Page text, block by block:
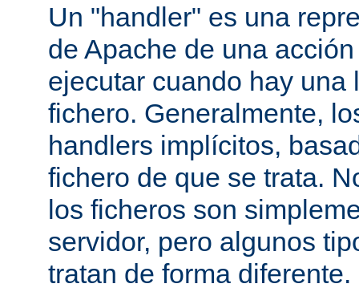
Un "handler" es una
de Apache de una
ejecutar cuando hay una
fichero. Generalmente,
handlers implícitos,
fichero de que se trata.
los ficheros son
servidor, pero algunos
tratan de forma diferente.